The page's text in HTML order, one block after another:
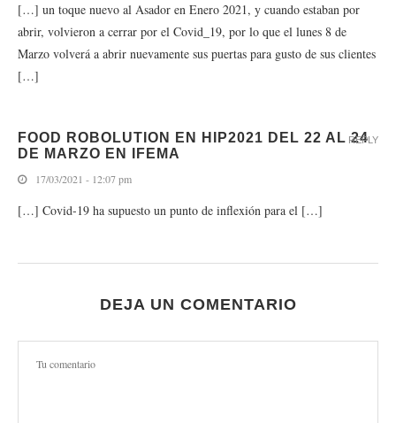
[…] un toque nuevo al Asador en Enero 2021, y cuando estaban por
abrir, volvieron a cerrar por el Covid_19, por lo que el lunes 8 de
Marzo volverá a abrir nuevamente sus puertas para gusto de sus clientes
[…]
FOOD ROBOLUTION EN HIP2021 DEL 22 AL 24
DE MARZO EN IFEMA
17/03/2021 - 12:07 pm
[…] Covid-19 ha supuesto un punto de inflexión para el […]
REPLY
DEJA UN COMENTARIO